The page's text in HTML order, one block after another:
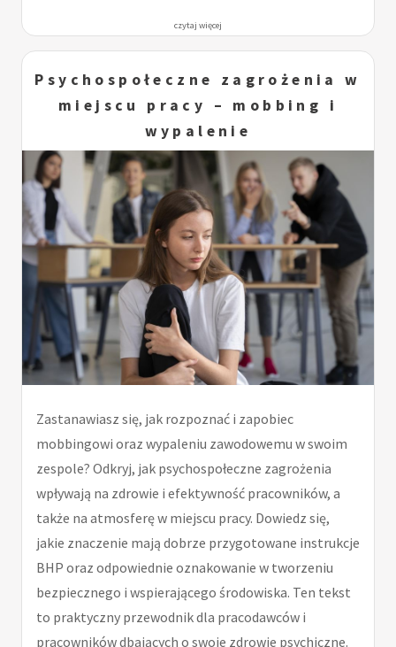
czytaj więcej
Psychospołeczne zagrożenia w
miejscu pracy – mobbing i
wypalenie
Zastanawiasz się, jak rozpoznać i zapobiec
mobbingowi oraz wypaleniu zawodowemu w swoim
zespole? Odkryj, jak psychospołeczne zagrożenia
wpływają na zdrowie i efektywność pracowników, a
także na atmosferę w miejscu pracy. Dowiedz się,
jakie znaczenie mają dobrze przygotowane instrukcje
BHP oraz odpowiednie oznakowanie w tworzeniu
bezpiecznego i wspierającego środowiska. Ten tekst
to praktyczny przewodnik dla pracodawców i
pracowników dbających o swoje zdrowie psychiczne.